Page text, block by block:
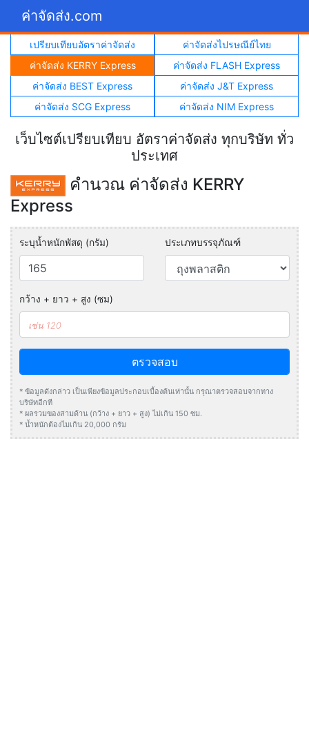
ค่าจัดส่ง.com
เปรียบเทียบอัตราค่าจัดส่ง
ค่าจัดส่งไปรษณีย์ไทย
ค่าจัดส่ง KERRY Express
ค่าจัดส่ง FLASH Express
ค่าจัดส่ง BEST Express
ค่าจัดส่ง J&T Express
ค่าจัดส่ง SCG Express
ค่าจัดส่ง NIM Express
เว็บไซต์เปรียบเทียบ อัตราค่าจัดส่ง ทุกบริษัท ทั่ว
ประเทศ
คำนวณ ค่าจัดส่ง KERRY
Express
ระบุน้ำหนักพัสดุ (กรัม) ประเภทบรรจุภัณฑ์
กว้าง + ยาว + สูง (ซม)
ตรวจสอบ
* ข้อมูลดังกล่าว เป็นเพียงข้อมูลประกอบเบื้องต้นเท่านั้น กรุณาตรวจสอบจากทาง
บริษัทอีกที
* ผลรวมของสามด้าน (กว้าง + ยาว + สูง) ไม่เกิน 150 ซม.
* น้ำหนักต้องไมเกิน 20,000 กรัม